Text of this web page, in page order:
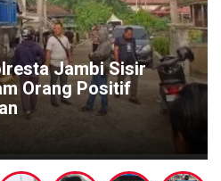
Jambi Sisir
Orang Positif